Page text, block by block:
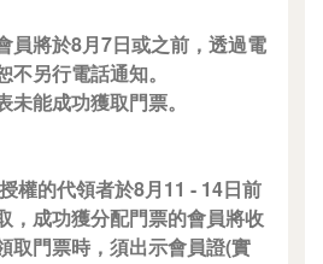
員將於8月7日或之前，透過電
另行電話通知。
能成功獲取門票。
權的代領者於8月11 - 14日前
，成功獲分配門票的會員將收
取門票時，須出示會員證(實